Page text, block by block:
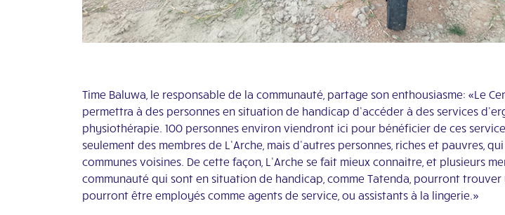
Time Baluwa, le responsable de la communauté, partage son enthousiasme: «Le
permettra à des personnes en situation de handicap d’accéder à des services
physiothérapie. 100 personnes environ viendront ici pour bénéficier de ces
seulement des membres de L’Arche, mais d’autres personnes, riches et pauvres,
communes voisines. De cette façon, L’Arche se fait mieux connaitre, et plusieurs
communauté qui sont en situation de handicap, comme Tatenda, pourront trouver
pourront être employés comme agents de service, ou assistants à la lingerie.»